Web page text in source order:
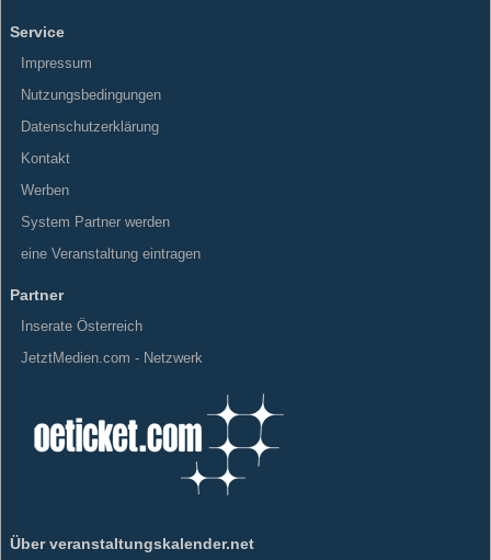
Service
Impressum
Nutzungsbedingungen
Datenschutzerklärung
Kontakt
Werben
System Partner werden
eine Veranstaltung eintragen
Partner
Inserate Österreich
JetztMedien.com - Netzwerk
Über veranstaltungskalender.net